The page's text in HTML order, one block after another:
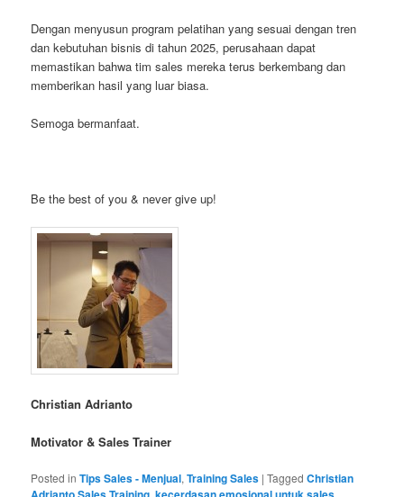
Dengan menyusun program pelatihan yang sesuai dengan tren
dan kebutuhan bisnis di tahun 2025, perusahaan dapat
memastikan bahwa tim sales mereka terus berkembang dan
memberikan hasil yang luar biasa.
Semoga bermanfaat.
Be the best of you & never give up!
Christian Adrianto
Motivator & Sales Trainer
Posted in Tips Sales - Menjual,Training Sales |Tagged Christian
, ,